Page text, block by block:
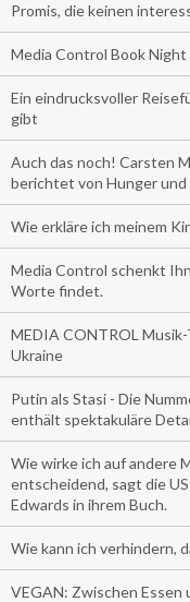
Promis, die keinen
Media Control Book Night
Ein eindrucksvoller
gibt
Auch das noch! Carsten
berichtet von Hunger
Wie erkläre ich meinem
Media Control schenkt
Worte findet.
MEDIA CONTROL
Ukraine
Putin als Stasi - Die
enthält spektakuläre
Wie wirke ich auf andere
entscheidend, sagt die
Edwards in ihrem Buch.
Wie kann ich verhindern,
VEGAN: Zwischen Essen